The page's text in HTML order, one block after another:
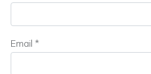
Email *